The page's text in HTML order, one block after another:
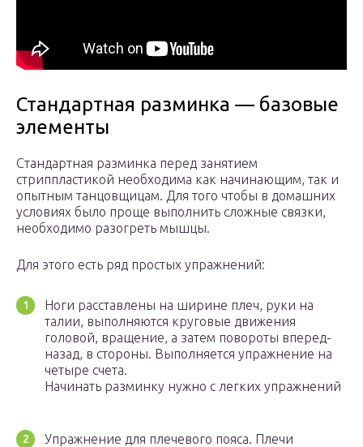
Стандартная разминка — базовые
элементы
Стандартная разминка перед занятием
стриппластикой необходима как начинающим, так и
опытным танцовщицам. Для того чтобы в домашних
условиях было проще выполнить сложные связки,
необходимо разогреть мышцы.
Для этого есть ряд простых упражнений:
Ноги расставлены на ширине плеч, руки на
талии, выполняются круговые движения
головой, вращение, а затем повороты вперед-
назад, в стороны. Выполняется упражнение на
четыре счета.
Начинать разминку нужно с легких упражнений
Упражнение для плечевого пояса. Плечи